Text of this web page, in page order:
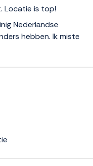
Locatie is top!
Nederlandse
hebben. Ik miste